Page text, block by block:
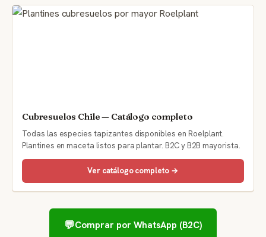
Cubresuelos Chile — Catálogo completo
Todas las especies tapizantes disponibles en Roelplant.
Plantines en maceta listos para plantar. B2C y B2B mayorista.
Ver catálogo completo →
💬Comprar por WhatsApp (B2C)